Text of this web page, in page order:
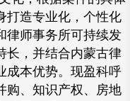
打造专业化，个性化
律师事务所可持续发
长，并结合内蒙古律
成本优势。现盈科呼
购、知识产权、房地